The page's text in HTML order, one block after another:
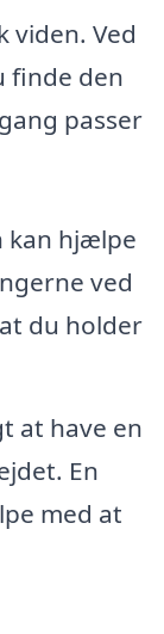
viden. Ved
finde den
passer
kan hjælpe
ved
du holder
at have en
En
med at